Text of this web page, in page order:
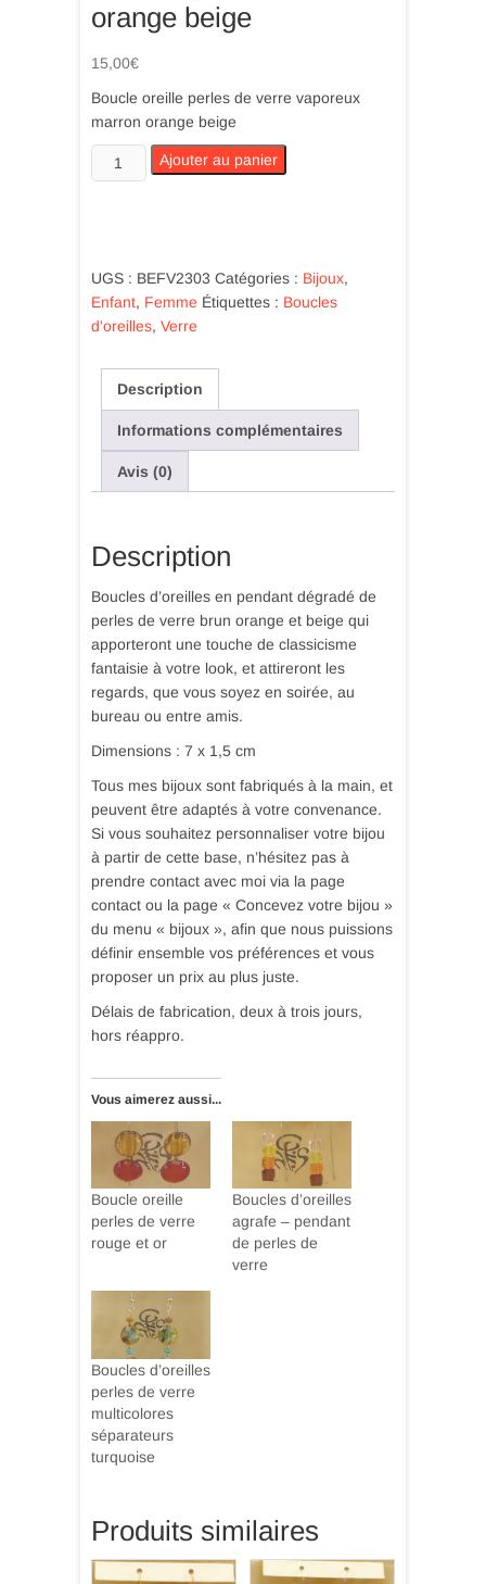
orange beige
15,00€
Boucle oreille perles de verre vaporeux
marron orange beige
quantité
de
de
verre
vaporeux
orange
beige
Ajouter au panier
UGS : BEFV2303 Catégories : Bijoux,
Enfant, Femme Étiquettes : Boucles
d'oreilles, Verre
Description
Informations complémentaires
Avis (0)
Description
Boucles d’oreilles en pendant dégradé de
perles de verre brun orange et beige qui
apporteront une touche de classicisme
fantaisie à votre look, et attireront les
regards, que vous soyez en soirée, au
bureau ou entre amis.
Dimensions : 7 x 1,5 cm
Tous mes bijoux sont fabriqués à la main, et
peuvent être adaptés à votre convenance.
Si vous souhaitez personnaliser votre bijou
à partir de cette base, n’hésitez pas à
prendre contact avec moi via la page
contact ou la page « Concevez votre bijou »
du menu « bijoux », afin que nous puissions
définir ensemble vos préférences et vous
proposer un prix au plus juste.
Délais de fabrication, deux à trois jours,
hors réappro.
Vous aimerez aussi...
Boucle oreille
perles de verre
rouge et or
Boucles d’oreilles
agrafe – pendant
de perles de
verre
Boucles d’oreilles
perles de verre
multicolores
séparateurs
turquoise
Produits similaires